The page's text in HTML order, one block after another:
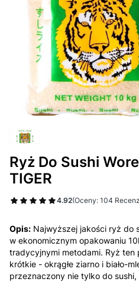
Ryż Do Sushi
TIGER
4.92(Oceny: 104
Opis: Najwyższej jakości ryż do
w ekonomicznym opakowaniu
tradycyjnymi metodami. Ryż ten
krótkie - okrągłe ziarno i biało-
przeznaczony nie tylko do